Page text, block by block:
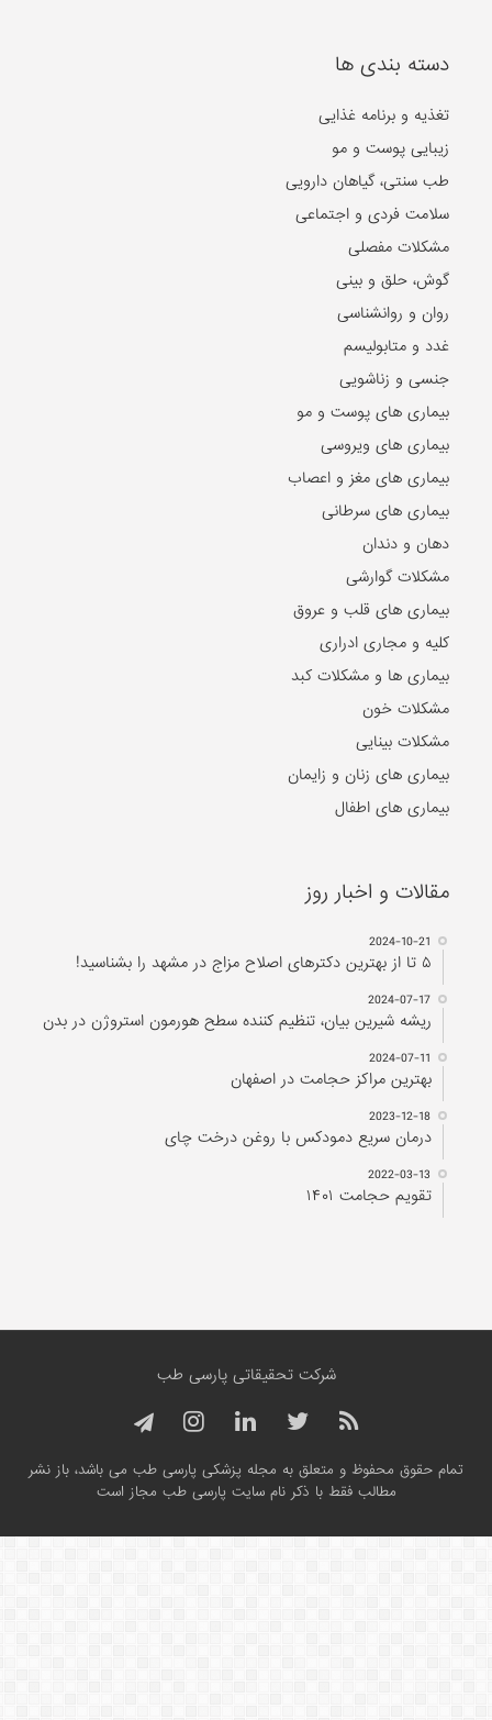
دسته بندی ها
تغذیه و برنامه غذایی
زیبایی پوست و مو
طب سنتی، گیاهان دارویی
سلامت فردی و اجتماعی
مشکلات مفصلی
گوش، حلق و بینی
روان و روانشناسی
غدد و متابولیسم
جنسی و زناشویی
بیماری های پوست و مو
بیماری های ویروسی
بیماری های مغز و اعصاب
بیماری های سرطانی
دهان و دندان
مشکلات گوارشی
بیماری های قلب و عروق
کلیه و مجاری ادراری
بیماری ها و مشکلات کبد
مشکلات خون
مشکلات بینایی
بیماری های زنان و زایمان
بیماری های اطفال
مقالات و اخبار روز
2024-10-21
۵ تا از بهترین دکتر‌های اصلاح مزاج در مشهد را بشناسید!
2024-07-17
ریشه شیرین بیان، تنظیم کننده سطح هورمون استروژن در بدن
2024-07-11
بهترین مراکز حجامت در اصفهان
2023-12-18
درمان سریع دمودکس با روغن درخت چای
2022-03-13
تقویم حجامت ۱۴۰۱
شرکت تحقیقاتی پارسی طب
تمام حقوق محفوظ و متعلق به مجله پزشکی پارسی طب می باشد، باز نشر
مطالب فقط با ذکر نام سایت پارسی طب مجاز است